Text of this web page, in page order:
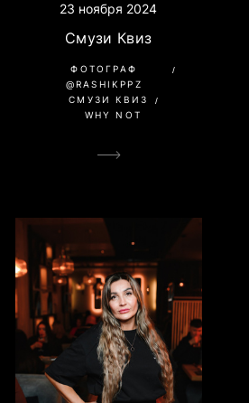
23 ноября 2024
Смузи Квиз
ФОТОГРАФ
@RASHIKPPZ
СМУЗИ КВИЗ
WHY NOT